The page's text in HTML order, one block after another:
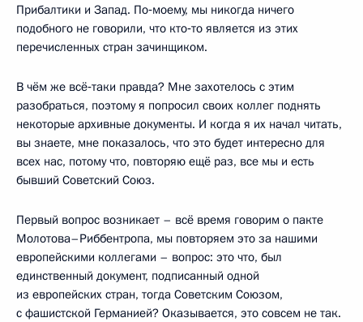
Прибалтики и Запад. По‑моему, мы никогда ничего
подобного не говорили, что кто‑то является из этих
перечисленных стран зачинщиком.
В чём же всё‑таки правда? Мне захотелось с этим
разобраться, поэтому я попросил своих коллег поднять
некоторые архивные документы. И когда я их начал читать,
вы знаете, мне показалось, что это будет интересно для
всех нас, потому что, повторяю ещё раз, все мы и есть
бывший Советский Союз.
Первый вопрос возникает – всё время говорим о пакте
Молотова–Риббентропа, мы повторяем это за нашими
европейскими коллегами – вопрос: это что, был
единственный документ, подписанный одной
из европейских стран, тогда Советским Союзом,
с фашистской Германией? Оказывается, это совсем не так.